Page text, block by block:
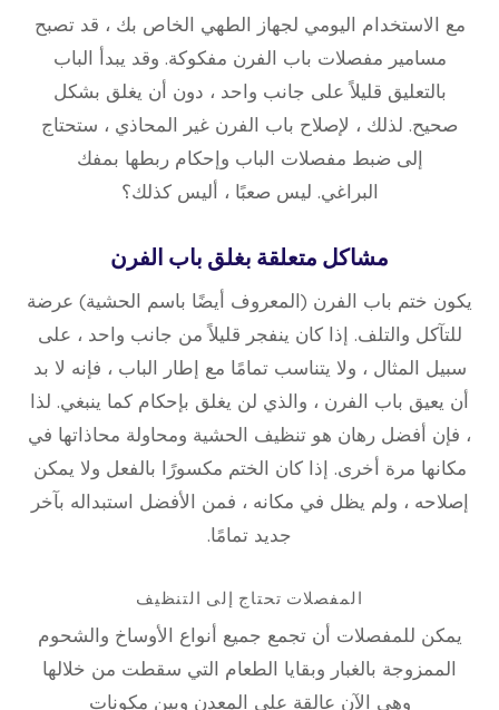
مع الاستخدام اليومي لجهاز الطهي الخاص بك ، قد تصبح
مسامير مفصلات باب الفرن مفكوكة. وقد يبدأ الباب
بالتعليق قليلاً على جانب واحد ، دون أن يغلق بشكل
صحيح. لذلك ، لإصلاح باب الفرن غير المحاذي ، ستحتاج
إلى ضبط مفصلات الباب وإحكام ربطها بمفك
البراغي. ليس صعبًا ، أليس كذلك؟
مشاكل متعلقة بغلق باب الفرن
يكون ختم باب الفرن (المعروف أيضًا باسم الحشية) عرضة
للتآكل والتلف. إذا كان ينفجر قليلاً من جانب واحد ، على
سبيل المثال ، ولا يتناسب تمامًا مع إطار الباب ، فإنه لا بد
أن يعيق باب الفرن ، والذي لن يغلق بإحكام كما ينبغي. لذا
، فإن أفضل رهان هو تنظيف الحشية ومحاولة محاذاتها في
مكانها مرة أخرى. إذا كان الختم مكسورًا بالفعل ولا يمكن
إصلاحه ، ولم يظل في مكانه ، فمن الأفضل استبداله بآخر
جديد تمامًا.
المفصلات تحتاج إلى التنظيف
يمكن للمفصلات أن تجمع جميع أنواع الأوساخ والشحوم
الممزوجة بالغبار وبقايا الطعام التي سقطت من خلالها
وهي الآن عالقة على المعدن وبين مكونات